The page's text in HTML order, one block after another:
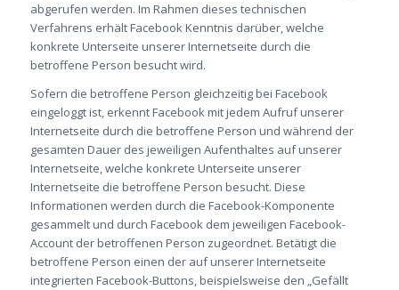
abgerufen werden. Im Rahmen dieses technischen
Verfahrens erhält Facebook Kenntnis darüber, welche
konkrete Unterseite unserer Internetseite durch die
betroffene Person besucht wird.
Sofern die betroffene Person gleichzeitig bei Facebook
eingeloggt ist, erkennt Facebook mit jedem Aufruf unserer
Internetseite durch die betroffene Person und während der
gesamten Dauer des jeweiligen Aufenthaltes auf unserer
Internetseite, welche konkrete Unterseite unserer
Internetseite die betroffene Person besucht. Diese
Informationen werden durch die Facebook-Komponente
gesammelt und durch Facebook dem jeweiligen Facebook-
Account der betroffenen Person zugeordnet. Betätigt die
betroffene Person einen der auf unserer Internetseite
integrierten Facebook-Buttons, beispielsweise den „Gefällt